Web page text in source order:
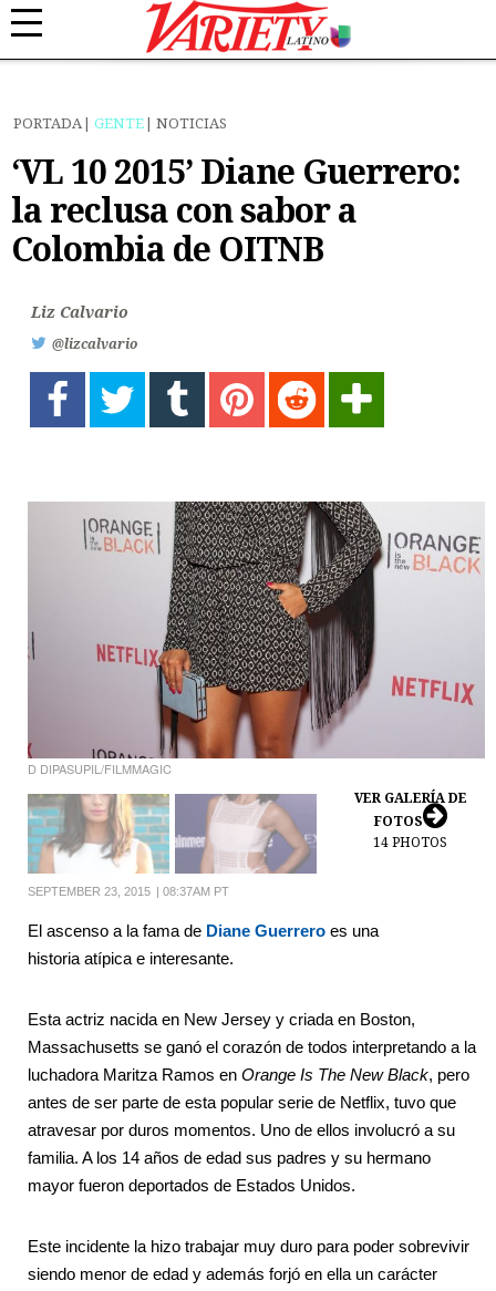
PORTADA GENTE NOTICIAS
‘VL 10 2015’ Diane Guerrero:
la reclusa con sabor a
Colombia de OITNB
Liz Calvario
@lizcalvario
D DIPASUPIL/FILMMAGIC
VER GALERÍA DE
FOTOS
14 PHOTOS
SEPTEMBER 23, 2015 08:37AM PT
El ascenso a la fama de Diane Guerrero es una
historia atípica e interesante.
Esta actriz nacida en New Jersey y criada en Boston,
Massachusetts se ganó el corazón de todos interpretando a la
luchadora Maritza Ramos en Orange Is The New Black, pero
antes de ser parte de esta popular serie de Netflix, tuvo que
atravesar por duros momentos. Uno de ellos involucró a su
familia. A los 14 años de edad sus padres y su hermano
mayor fueron deportados de Estados Unidos.
Este incidente la hizo trabajar muy duro para poder sobrevivir
siendo menor de edad y además forjó en ella un carácter